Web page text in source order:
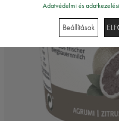
Adatvédelmi és
Beállítások